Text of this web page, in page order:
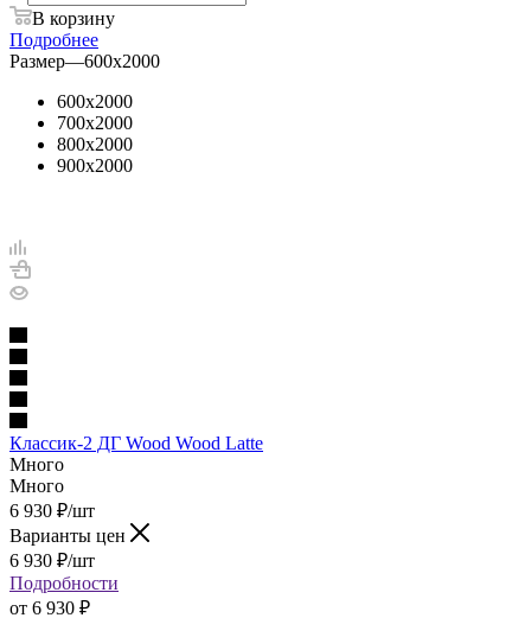
В корзину
Подробнее
Размер—600х2000
600х2000
700х2000
800х2000
900х2000
Классик-2 ДГ Wood Wood Latte
Много
Много
6 930 ₽/шт
Варианты цен
6 930 ₽/шт
Подробности
от 6 930 ₽